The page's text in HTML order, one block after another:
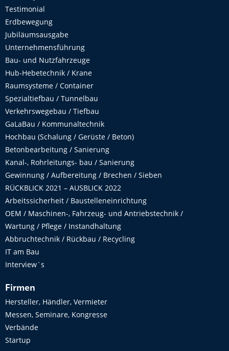
Testimonial
Erdbewegung
Jubiläumsausgabe
Unternehmensführung
Bau- und Nutzfahrzeuge
Hub-Hebetechnik / Krane
Raumsysteme / Container
Spezialtiefbau / Tunnelbau
Verkehrswegebau / Tiefbau
GaLaBau / Kommunaltechnik
Hochbau (Schalung / Gerüste / Beton)
Betonbearbeitung / Sanierung
Kanal-, Rohrleitungs- bau / Sanierung
Gewinnung / Aufbereitung / Brechen / Sieben
RÜCKBLICK 2021 – AUSBLICK 2022
Arbeitssicherheit / Baustelleneinrichtung
OEM / Maschinen-, Fahrzeug- und Antriebstechnik /
Wartung / Pflege / Instandhaltung
Abbruchtechnik / Rückbau / Recycling
IT am Bau
Interview´s
Firmen
Hersteller, Händler, Vermieter
Messen, Seminare, Kongresse
Verbände
Startup